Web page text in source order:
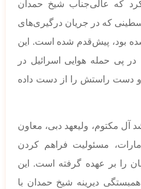
که عالی‌جناب شیخ حمدان
که در جریان درگیری‌های
بود، پیش‌قدم شده است. این
پی حمله هوایی اسرائیل در
دست راستش را از دست داده
مکتوم، ولیعهد دبی، معاون
مسئولیت فراهم کردن
را بر عهده گرفته است. این
همبستگی دیرینه شیخ حمدان با